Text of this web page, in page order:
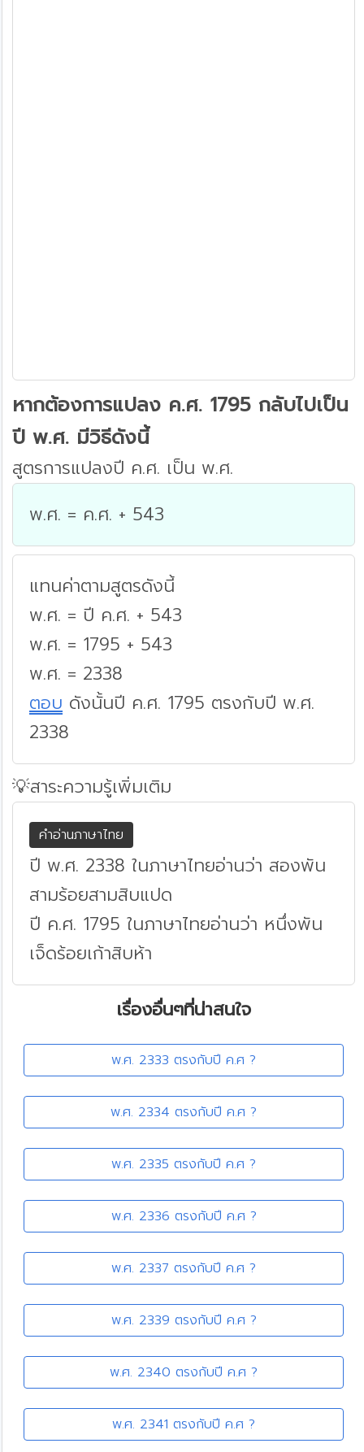
หากต้องการแปลง ค.ศ. 1795 กลับไปเป็น
ปี พ.ศ. มีวิธีดังนี้
สูตรการแปลงปี ค.ศ. เป็น พ.ศ.
พ.ศ. = ค.ศ. + 543
แทนค่าตามสูตรดังนี้
พ.ศ. = ปี ค.ศ. + 543
พ.ศ. = 1795 + 543
พ.ศ. = 2338
ตอบ ดังนั้นปี ค.ศ. 1795 ตรงกับปี พ.ศ.
2338
💡สาระความรู้เพิ่มเติม
คำอ่านภาษาไทย
ปี พ.ศ. 2338 ในภาษาไทยอ่านว่า สองพัน
สามร้อยสามสิบแปด
ปี ค.ศ. 1795 ในภาษาไทยอ่านว่า หนึ่งพัน
เจ็ดร้อยเก้าสิบห้า
เรื่องอื่นๆที่น่าสนใจ
พ.ศ. 2333 ตรงกับปี ค.ศ ?
พ.ศ. 2334 ตรงกับปี ค.ศ ?
พ.ศ. 2335 ตรงกับปี ค.ศ ?
พ.ศ. 2336 ตรงกับปี ค.ศ ?
พ.ศ. 2337 ตรงกับปี ค.ศ ?
พ.ศ. 2339 ตรงกับปี ค.ศ ?
พ.ศ. 2340 ตรงกับปี ค.ศ ?
พ.ศ. 2341 ตรงกับปี ค.ศ ?